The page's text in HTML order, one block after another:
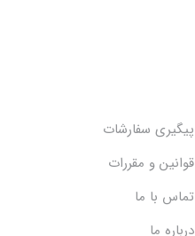
پیگیری سفارشات
قوانین و مقررات
تماس با ما
درباره ما